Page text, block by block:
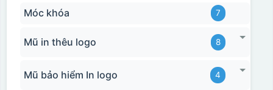
Móc khóa 7
Mũ in thêu logo 8
Mũ bảo hiểm In logo 4